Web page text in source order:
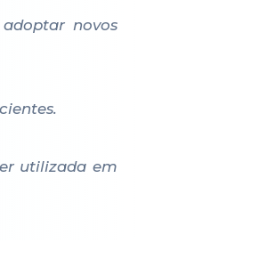
novos
utilizada em